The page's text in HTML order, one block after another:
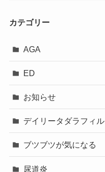
カテゴリー
AGA
ED
お知らせ
デイリータダラフィル
ブツブツが気になる
尿道炎